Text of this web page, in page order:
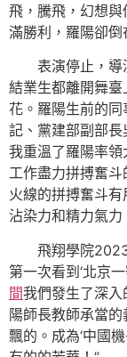
飛，騰飛，幻想
滿勝利，羅陽卻倒
表演停止，
結業生都離開舞
花。羅陽生前的
記、黨建部副部長
我重溫了羅陽率
工作盡力拼搏奮
火線的拼搏奮斗
沾染力和精力氣力
飛翔學院
第一次看到‘北京
間我們發生了深入
陽師長教師承當
飄的。成為‘中國機